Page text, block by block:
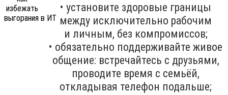
• установите здоровые границы
между исключительно рабочим
и личным, без компромиссов;
• обязательно поддерживайте живое
общение: встречайтесь с друзьями,
проводите время с семьёй,
откладывая телефон подальше;